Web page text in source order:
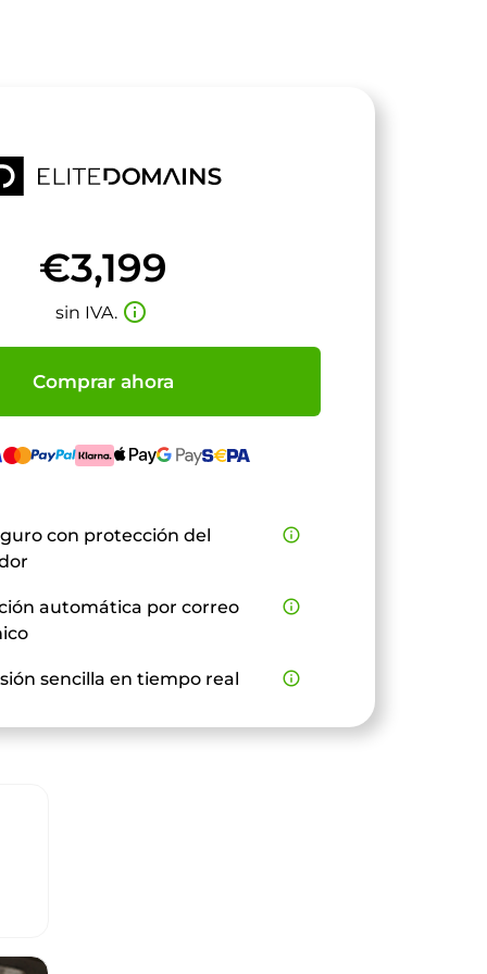
€3,199
sin IVA. info_outline
Comprar ahora
con protección del
info_outline
automática por correo
info_outline
sencilla en tiempo real info_outline